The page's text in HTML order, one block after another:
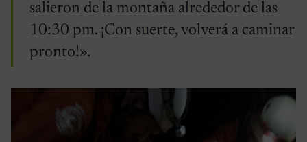
salieron de la montaña alrededor de las
10:30 pm. ¡Con suerte, volverá a caminar
pronto!».